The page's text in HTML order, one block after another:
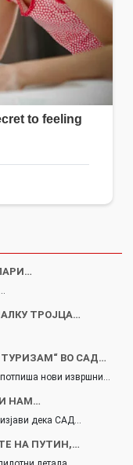
ТРОЈЦА…
ВО САД…
нови извршни…
НАМ…
дека САД…
НА ПУТИН,…